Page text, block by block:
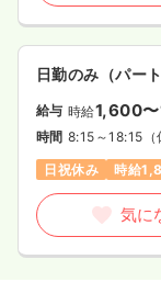
日勤のみ（パート
給与 時給1,600
時間 8:15～18:15
日祝休み
時給
気に